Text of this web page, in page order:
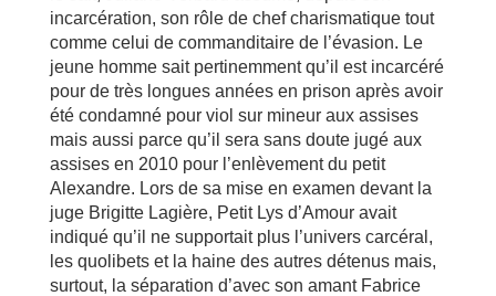
incarcération, son rôle de chef charismatique tout
comme celui de commanditaire de l’évasion. Le
jeune homme sait pertinemment qu’il est incarcéré
pour de très longues années en prison après avoir
été condamné pour viol sur mineur aux assises
mais aussi parce qu’il sera sans doute jugé aux
assises en 2010 pour l’enlèvement du petit
Alexandre. Lors de sa mise en examen devant la
juge Brigitte Lagière, Petit Lys d’Amour avait
indiqué qu’il ne supportait plus l’univers carcéral,
les quolibets et la haine des autres détenus mais,
surtout, la séparation d’avec son amant Fabrice